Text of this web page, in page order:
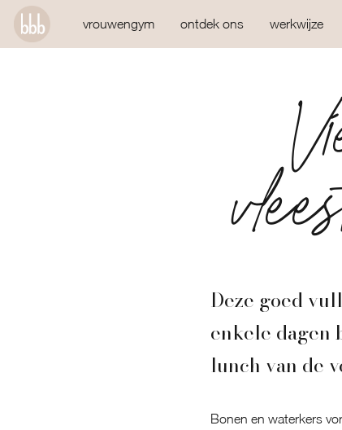
vrouwengym ontdek ons werkwijze
Deze goed
enkele dagen
lunch van de
Bonen en waterkers